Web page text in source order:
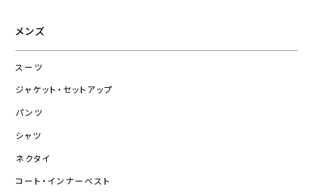
メンズ
スーツ
ジャケット・セットアップ
パンツ
シャツ
ネクタイ
コート・インナーベスト